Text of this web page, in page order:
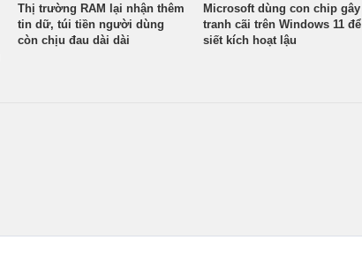
Thị trường RAM lại nhận thêm
tin dữ, túi tiền người dùng
còn chịu đau dài dài
Microsoft dùng con chip gây
tranh cãi trên Windows 11 để
siết kích hoạt lậu